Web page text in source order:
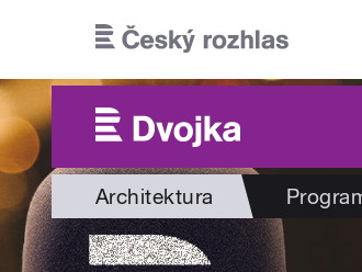
Architektura